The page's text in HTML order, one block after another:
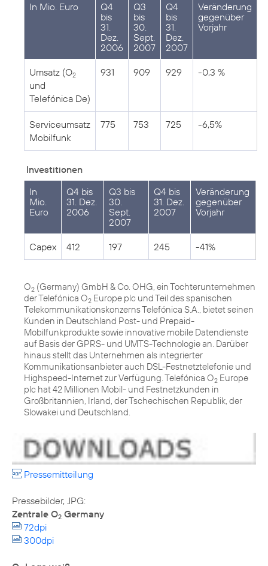
In Mio. Euro
Q4
bis
31.
Dez.
2006
Q3
bis
30.
Sept.
2007
Q4
bis
31.
Dez.
2007
Veränderung
gegenüber
Vorjahr
Umsatz (O2
und
Telefónica De)
931 909 929 -0,3 %
Serviceumsatz
Mobilfunk
775 753 725 -6,5%
Investitionen
In
Mio.
Euro
Q4 bis
31. Dez.
2006
Q3 bis
30.
Sept.
2007
Q4 bis
31. Dez.
2007
Veränderung
gegenüber
Vorjahr
Capex 412 197 245 -41%
O2 (Germany) GmbH & Co. OHG, ein Tochterunternehmen
der Telefónica O2 Europe plc und Teil des spanischen
Telekommunikationskonzerns Telefónica S.A., bietet seinen
Kunden in Deutschland Post- und Prepaid-
Mobilfunkprodukte sowie innovative mobile Datendienste
auf Basis der GPRS- und UMTS-Technologie an. Darüber
hinaus stellt das Unternehmen als integrierter
Kommunikationsanbieter auch DSL-Festnetztelefonie und
Highspeed-Internet zur Verfügung. Telefónica O2 Europe
plc hat 42 Millionen Mobil- und Festnetzkunden in
Großbritannien, Irland, der Tschechischen Republik, der
Slowakei und Deutschland.
Pressemitteilung
Zentrale O2 Germany
72dpi
300dpi